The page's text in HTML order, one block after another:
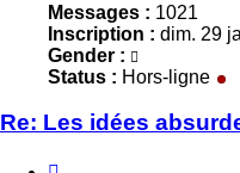
Messages : 1021
Inscription : dim. 29
Gender :
Status : Hors-ligne
Re: Les idées